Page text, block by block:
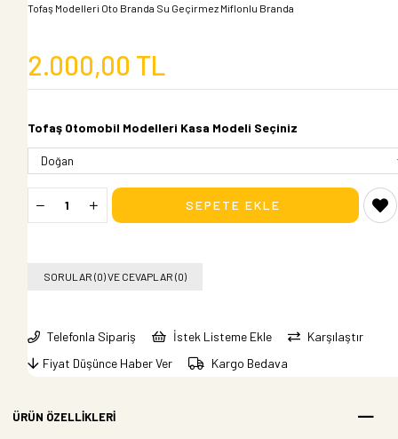
Tofaş Modelleri Oto Branda Su Geçirmez Miflonlu Branda
2.000,00 TL
Tofaş Otomobil Modelleri Kasa Modeli Seçiniz
SORULAR (0) VE CEVAPLAR (0)
Telefonla Sipariş İstek Listeme Ekle
Karşılaştır
Fiyat Düşünce Haber Ver
Kargo Bedava
ÜRÜN ÖZELLIKLERI